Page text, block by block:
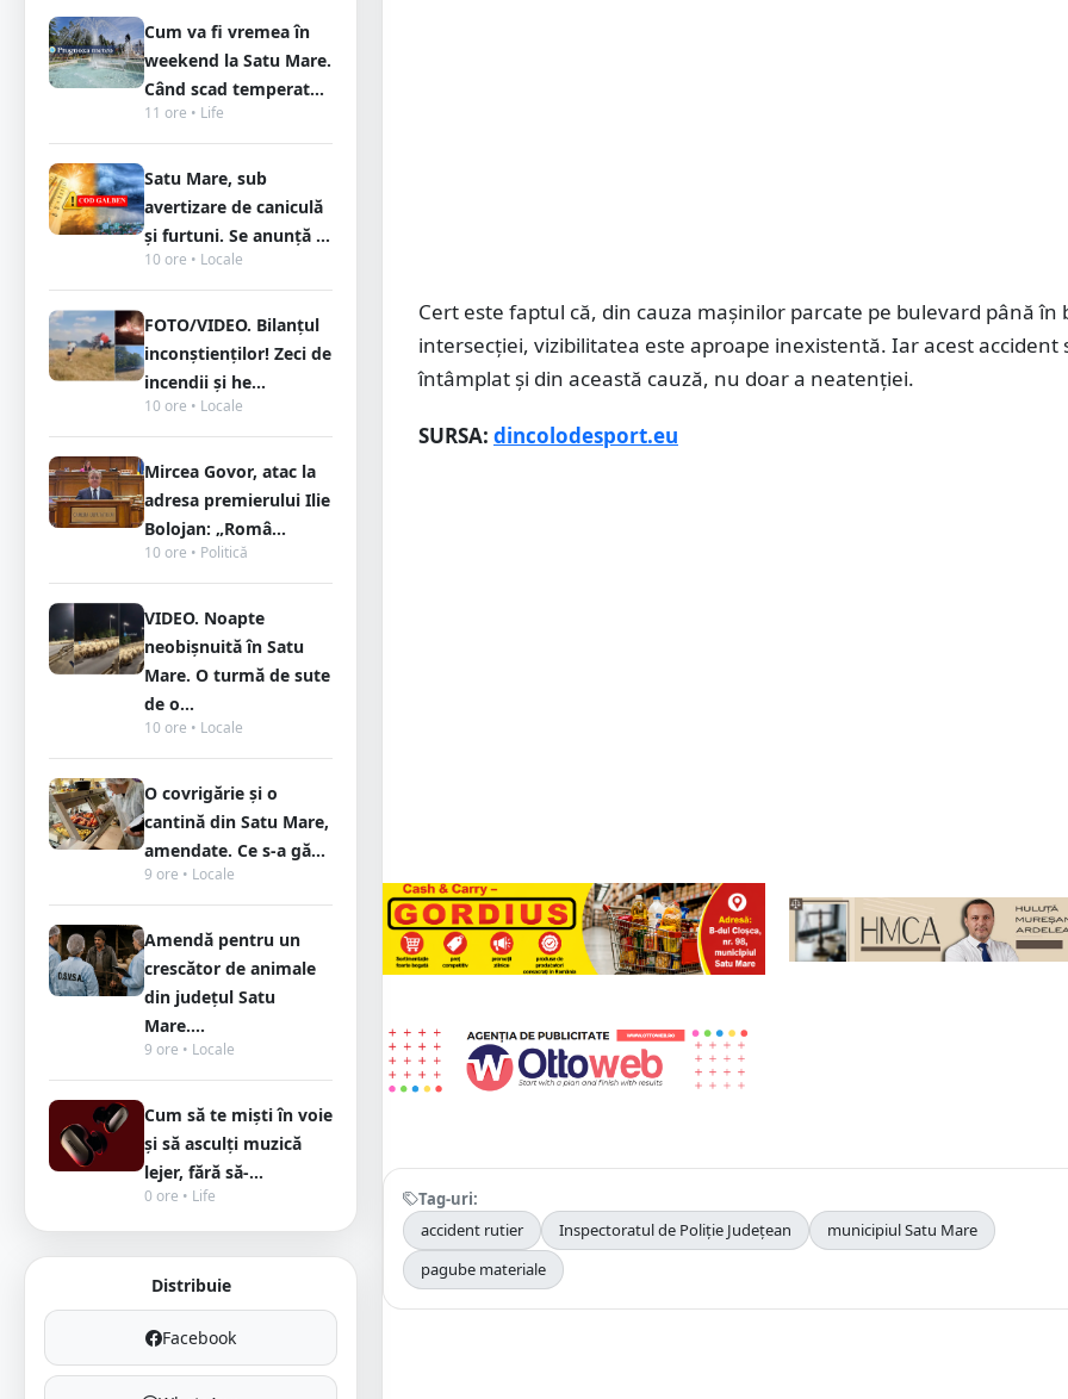
Cum va fi vremea în
weekend la Satu Mare.
Când scad temperat...
11 ore • Life
Satu Mare, sub
avertizare de caniculă
și furtuni. Se anunță ...
10 ore • Locale
FOTO/VIDEO. Bilanțul
inconștienților! Zeci de
incendii și he...
10 ore • Locale
Mircea Govor, atac la
adresa premierului Ilie
Bolojan: „Româ...
10 ore • Politică
VIDEO. Noapte
neobișnuită în Satu
Mare. O turmă de sute
de o...
10 ore • Locale
O covrigărie și o
cantină din Satu Mare,
amendate. Ce s-a gă...
9 ore • Locale
Amendă pentru un
crescător de animale
din județul Satu
Mare....
9 ore • Locale
Cum să te miști în voie
și să asculți muzică
lejer, fără să-...
0 ore • Life
Distribuie
Facebook
Cert este faptul că, din cauza mașinilor parcate pe bulevard până în
intersecției, vizibilitatea este aproape inexistentă. Iar acest accident
întâmplat și din această cauză, nu doar a neatenției.
SURSA: dincolodesport.eu
Tag-uri:
accident rutier
Inspectoratul de Poliție Județean
municipiul Satu Mare
pagube materiale